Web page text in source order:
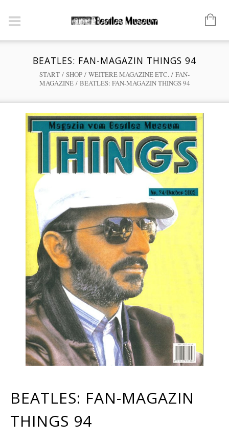
BEATLES: FAN-MAGAZIN THINGS 94
START / SHOP / WEITERE MAGAZINE ETC. / FAN-
MAGAZINE/ BEATLES: FAN-MAGAZIN THINGS 94
BEATLES: FAN-MAGAZIN
THINGS 94